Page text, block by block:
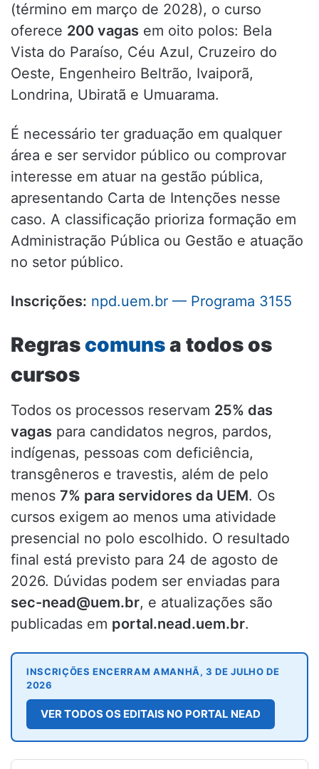
(término em março de 2028), o curso
oferece 200 vagas em oito polos: Bela
Vista do Paraíso, Céu Azul, Cruzeiro do
Oeste, Engenheiro Beltrão, Ivaiporã,
Londrina, Ubiratã e Umuarama.
É necessário ter graduação em qualquer
área e ser servidor público ou comprovar
interesse em atuar na gestão pública,
apresentando Carta de Intenções nesse
caso. A classificação prioriza formação em
Administração Pública ou Gestão e atuação
no setor público.
Inscrições: npd.uem.br — Programa 3155
Regrascomunsa todos os
cursos
Todos os processos reservam 25% das
vagas para candidatos negros, pardos,
indígenas, pessoas com deficiência,
transgêneros e travestis, além de pelo
menos 7% para servidores da UEM. Os
cursos exigem ao menos uma atividade
presencial no polo escolhido. O resultado
final está previsto para 24 de agosto de
2026. Dúvidas podem ser enviadas para
sec-nead@uem.br, e atualizações são
publicadas em portal.nead.uem.br.
INSCRIÇÕES ENCERRAM AMANHÃ, 3 DE JULHO DE
2026
VER TODOS OS EDITAIS NO PORTAL NEAD